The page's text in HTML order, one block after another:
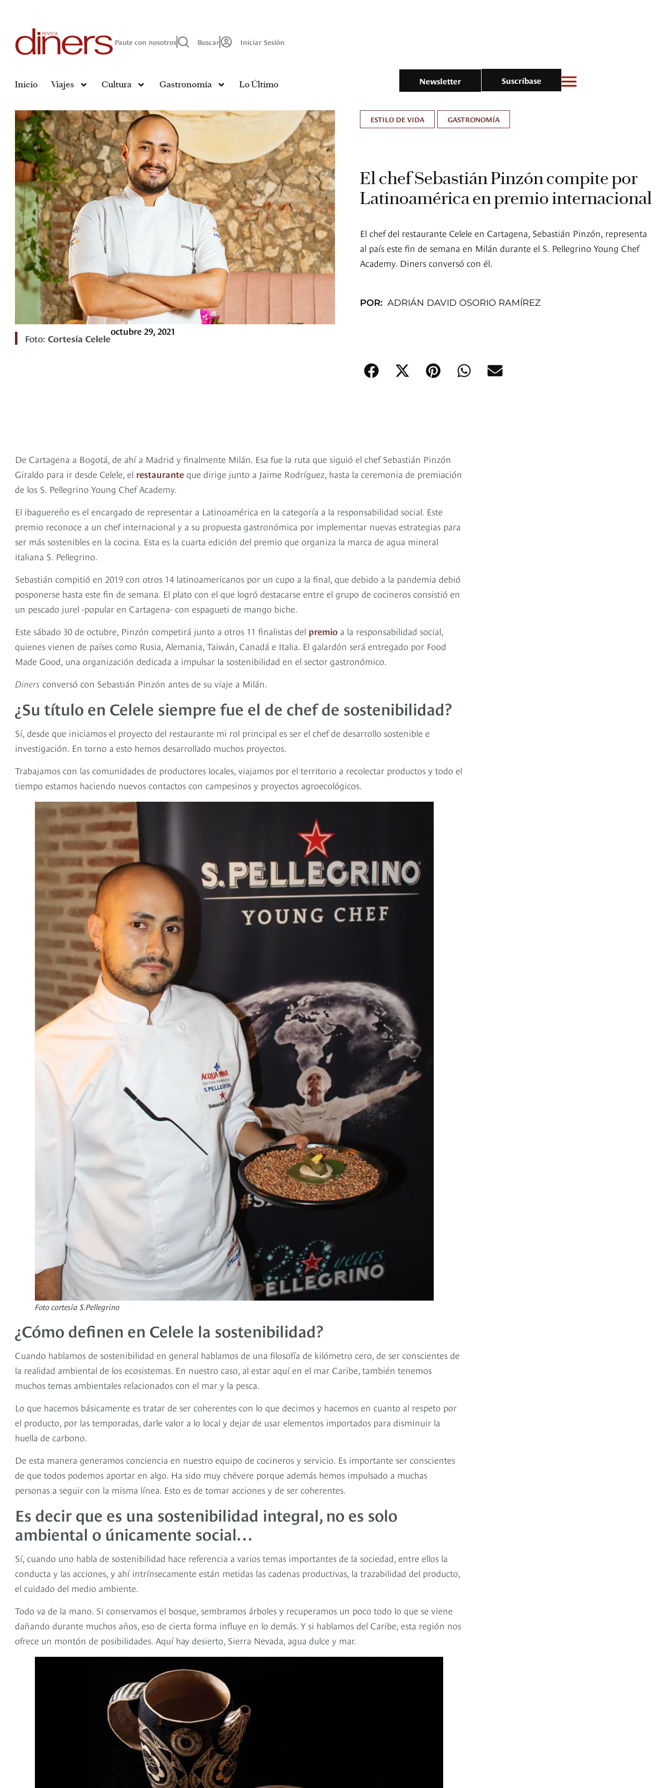
Paute con nosotros Buscar Iniciar Sesión
Inicio Viajes Cultura Gastronomía Lo Último Newsletter Suscríbase
Foto: Cortesía Celele
octubre 29, 2021
ESTILO DE VIDA GASTRONOMÍA
El chef Sebastián Pinzón compite por
Latinoamérica en premio internacional
El chef del restaurante Celele en Cartagena, Sebastián Pinzón, representa
al país este fin de semana en Milán durante el S. Pellegrino Young Chef
Academy. Diners conversó con él.
POR: ADRIÁN DAVID OSORIO RAMÍREZ
De Cartagena a Bogotá, de ahí a Madrid y finalmente Milán. Esa fue la ruta que siguió el chef Sebastián Pinzón
Giraldo para ir desde Celele, el restaurante que dirige junto a Jaime Rodríguez, hasta la ceremonia de premiación
de los S. Pellegrino Young Chef Academy.
El ibaguereño es el encargado de representar a Latinoamérica en la categoría a la responsabilidad social. Este
premio reconoce a un chef internacional y a su propuesta gastronómica por implementar nuevas estrategias para
ser más sostenibles en la cocina. Esta es la cuarta edición del premio que organiza la marca de agua mineral
italiana S. Pellegrino.
Sebastián compitió en 2019 con otros 14 latinoamericanos por un cupo a la final, que debido a la pandemia debió
posponerse hasta este fin de semana. El plato con el que logró destacarse entre el grupo de cocineros consistió en
un pescado jurel -popular en Cartagena- con espagueti de mango biche.
Este sábado 30 de octubre, Pinzón competirá junto a otros 11 finalistas del premio a la responsabilidad social,
quienes vienen de países como Rusia, Alemania, Taiwán, Canadá e Italia. El galardón será entregado por Food
Made Good, una organización dedicada a impulsar la sostenibilidad en el sector gastronómico.
Diners conversó con Sebastián Pinzón antes de su viaje a Milán.
¿Su título en Celele siempre fue el de chef de sostenibilidad?
Sí, desde que iniciamos el proyecto del restaurante mi rol principal es ser el chef de desarrollo sostenible e
investigación. En torno a esto hemos desarrollado muchos proyectos.
Trabajamos con las comunidades de productores locales, viajamos por el territorio a recolectar productos y todo el
tiempo estamos haciendo nuevos contactos con campesinos y proyectos agroecológicos.
Foto cortesía S.Pellegrino
¿Cómo definen en Celele la sostenibilidad?
Cuando hablamos de sostenibilidad en general hablamos de una filosofía de kilómetro cero, de ser conscientes de
la realidad ambiental de los ecosistemas. En nuestro caso, al estar aquí en el mar Caribe, también tenemos
muchos temas ambientales relacionados con el mar y la pesca.
Lo que hacemos básicamente es tratar de ser coherentes con lo que decimos y hacemos en cuanto al respeto por
el producto, por las temporadas, darle valor a lo local y dejar de usar elementos importados para disminuir la
huella de carbono.
De esta manera generamos conciencia en nuestro equipo de cocineros y servicio. Es importante ser conscientes
de que todos podemos aportar en algo. Ha sido muy chévere porque además hemos impulsado a muchas
personas a seguir con la misma línea. Esto es de tomar acciones y de ser coherentes.
Es decir que es una sostenibilidad integral, no es solo
ambiental o únicamente social…
Sí, cuando uno habla de sostenibilidad hace referencia a varios temas importantes de la sociedad, entre ellos la
conducta y las acciones, y ahí intrínsecamente están metidas las cadenas productivas, la trazabilidad del producto,
el cuidado del medio ambiente.
Todo va de la mano. Si conservamos el bosque, sembramos árboles y recuperamos un poco todo lo que se viene
dañando durante muchos años, eso de cierta forma influye en lo demás. Y si hablamos del Caribe, esta región nos
ofrece un montón de posibilidades. Aquí hay desierto, Sierra Nevada, agua dulce y mar.